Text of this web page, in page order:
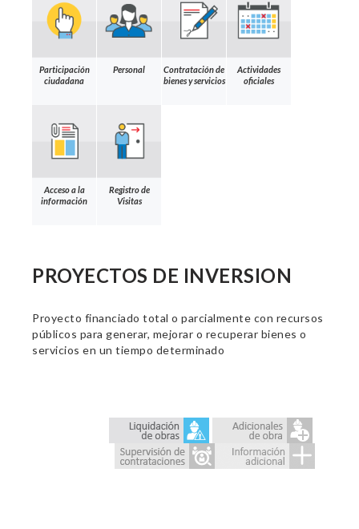
Participación
ciudadana
Personal
Contratación de
bienes y servicios
Actividades
oficiales
Acceso a la
información
Registro de
Visitas
PROYECTOS DE INVERSION
Proyecto financiado total o parcialmente con recursos
públicos para generar, mejorar o recuperar bienes o
servicios en un tiempo determinado